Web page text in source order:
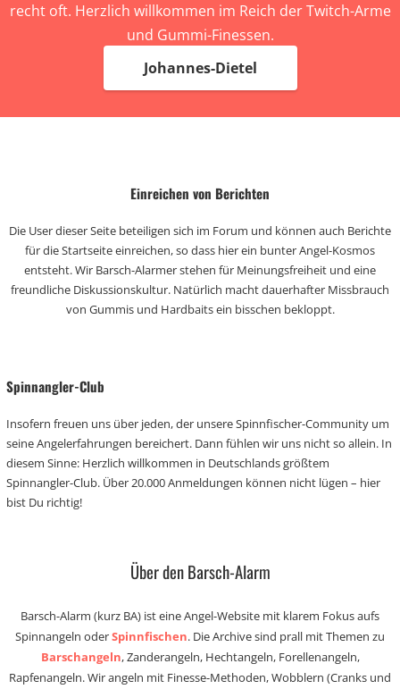
recht oft. Herzlich willkommen im Reich der Twitch-Arme
und Gummi-Finessen.
Johannes-Dietel
Einreichen von Berichten
Die User dieser Seite beteiligen sich im Forum und können auch Berichte
für die Startseite einreichen, so dass hier ein bunter Angel-Kosmos
entsteht. Wir Barsch-Alarmer stehen für Meinungsfreiheit und eine
freundliche Diskussionskultur. Natürlich macht dauerhafter Missbrauch
von Gummis und Hardbaits ein bisschen bekloppt.
Spinnangler-Club
Insofern freuen uns über jeden, der unsere Spinnfischer-Community um
seine Angelerfahrungen bereichert. Dann fühlen wir uns nicht so allein. In
diesem Sinne: Herzlich willkommen in Deutschlands größtem
Spinnangler-Club. Über 20.000 Anmeldungen können nicht lügen – hier
bist Du richtig!
Über den Barsch-Alarm
Barsch-Alarm (kurz BA) ist eine Angel-Website mit klarem Fokus aufs
Spinnangeln oderSpinnfischen. Die Archive sind prall mit Themen zu
Barschangeln, Zanderangeln, Hechtangeln, Forellenangeln,
Rapfenangeln. Wir angeln mit Finesse-Methoden, Wobblern (Cranks und